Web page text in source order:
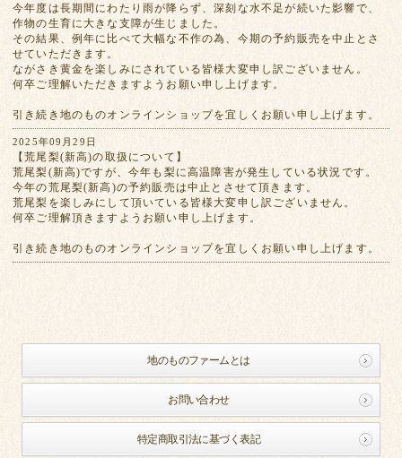
今年度は長期間にわたり雨が降らず、深刻な水不足が続いた影響で、
作物の生育に大きな支障が生じました。
その結果、例年に比べて大幅な不作の為、今期の予約販売を中止とさ
せていただきます。
ながさき黄金を楽しみにされている皆様大変申し訳ございません。
何卒ご理解いただきますようお願い申し上げます。
引き続き地のものオンラインショップを宜しくお願い申し上げます。
2025年09月29日
【荒尾梨(新高)の取扱について】
荒尾梨(新高)ですが、今年も梨に高温障害が発生している状況です。
今年の荒尾梨(新高)の予約販売は中止とさせて頂きます。
荒尾梨を楽しみにして頂いている皆様大変申し訳ございません。
何卒ご理解頂きますようお願い申し上げます。
引き続き地のものオンラインショップを宜しくお願い申し上げます。
地のものファームとは
お問い合わせ
特定商取引法に基づく表記